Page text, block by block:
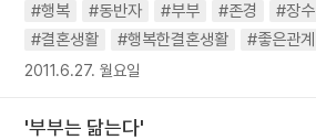
#행복 #동반자 #부부 #존경 #장수
#결혼생활
#행복한결혼생활 #좋은관계
2011.6.27. 월요일
'부부는 닮는다'